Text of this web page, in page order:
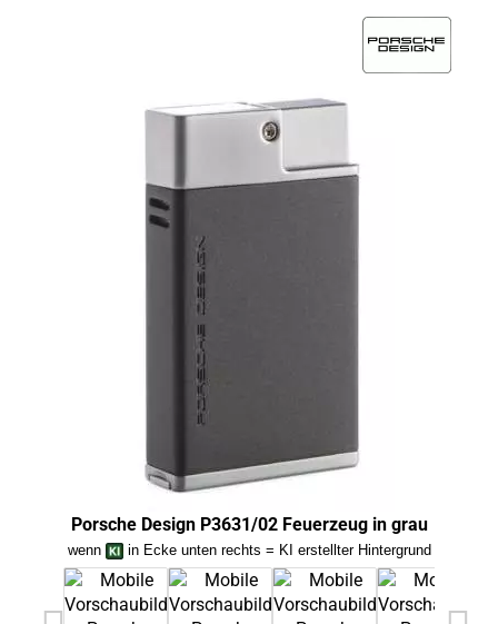
Porsche Design P3631/02 Feuerzeug in grau
wenn in Ecke unten rechts = KI erstellter Hintergrund